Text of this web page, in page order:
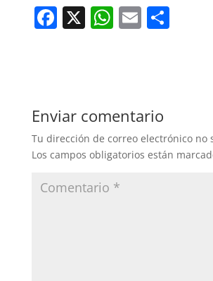
F
b
o
o
X W
A
p
p
E C
tir
Enviar comentario
Tu dirección de correo electrónico no
Los campos obligatorios están